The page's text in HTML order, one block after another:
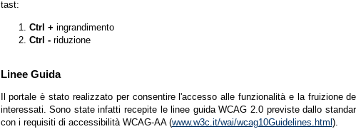
tast:
Ctrl + ingrandimento
Ctrl -riduzione
Linee Guida
Il portale è stato realizzato per consentire l'accesso alle funzionalità e la fruizione
interessati. Sono state infatti recepite le linee guida WCAG 2.0 previste dallo
con i requisiti di accessibilità WCAG-AA (www.w3c.it/wai/wcag10Guidelines.html ).